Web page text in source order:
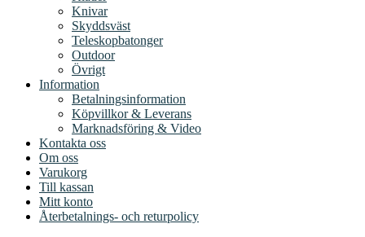
Knivar
Skyddsväst
Teleskopbatonger
Outdoor
Övrigt
Information
Betalningsinformation
Köpvillkor & Leverans
Marknadsföring & Video
Kontakta oss
Om oss
Varukorg
Till kassan
Mitt konto
Återbetalnings- och returpolicy